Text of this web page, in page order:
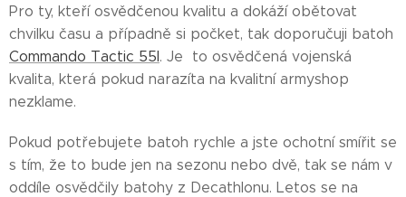
Pro ty, kteří osvědčenou kvalitu a dokáží obětovat
chvilku času a případně si počket, tak doporučuji batoh
Commando Tactic 55l. Je to osvědčená vojenská
kvalita, která pokud narazíta na kvalitní armyshop
nezklame.
Pokud potřebujete batoh rychle a jste ochotní smířit se
s tím, že to bude jen na sezonu nebo dvě, tak se nám v
oddíle osvědčily batohy z Decathlonu. Letos se na